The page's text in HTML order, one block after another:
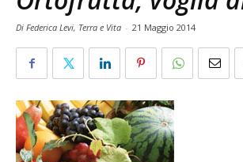
Di Federica Levi, Terra e Vita - 21 Maggio 2014